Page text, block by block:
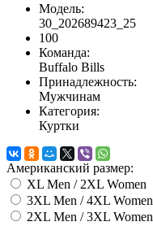
Модель:
30_202689423_25
100
Команда:
Buffalo Bills
Принадлежность:
Мужчинам
Категория:
Куртки
Американский размер:
XL Men / 2XL Women
3XL Men / 4XL Women
2XL Men / 3XL Women